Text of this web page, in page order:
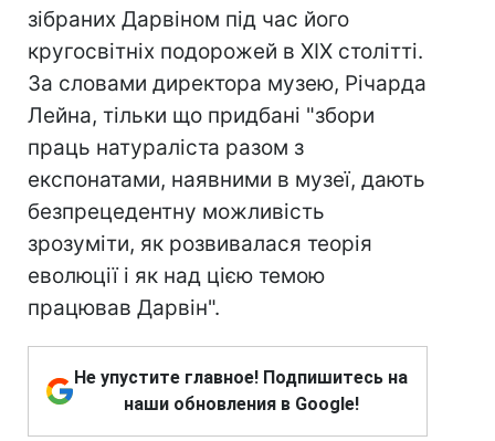
зібраних Дарвіном під час його
кругосвітніх подорожей в XIX столітті.
За словами директора музею, Річарда
Лейна, тільки що придбані "збори
праць натураліста разом з
експонатами, наявними в музеї, дають
безпрецедентну можливість
зрозуміти, як розвивалася теорія
еволюції і як над цією темою
працював Дарвін".
Не упустите главное! Подпишитесь на
наши обновления в Google!